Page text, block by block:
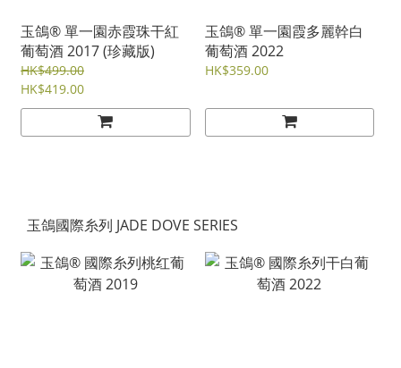
玉鴿® 單一園赤霞珠干紅
葡萄酒 2017 (珍藏版)
HK$499.00
HK$419.00
玉鴿® 單一園霞多麗幹白
葡萄酒 2022
HK$359.00
玉鴿國際糸列 JADE DOVE SERIES